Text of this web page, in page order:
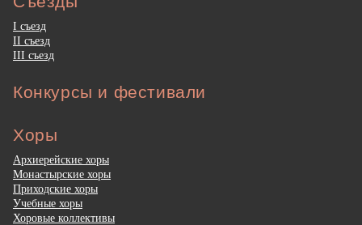
I съезд
II съезд
III съезд
Конкурсы и фестивали
Хоры
Архиерейские хоры
Монастырские хоры
Приходские хоры
Учебные хоры
Хоровые коллективы